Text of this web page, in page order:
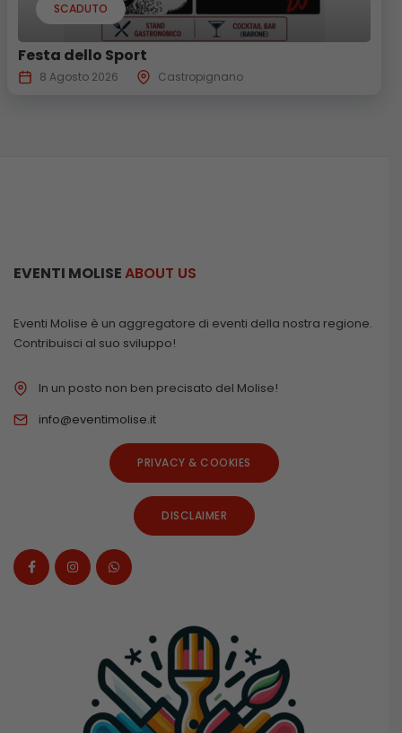
SCADUTO
Festa dello Sport
8 Agosto 2026 Castropignano
EVENTI MOLISEABOUT US
Eventi Molise è un aggregatore di eventi della nostra regione.
Contribuisci al suo sviluppo!
In un posto non ben precisato del Molise!
info@eventimolise.it
PRIVACY & COOKIES
DISCLAIMER